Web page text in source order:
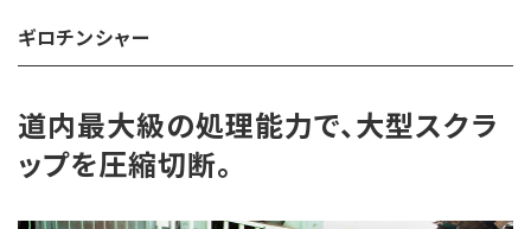
ギロチンシャー
道内最大級の処理能力で、大型スクラ
ップを圧縮切断。